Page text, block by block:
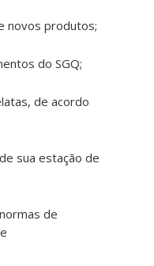
novos produtos;
do SGQ;
de acordo
sua estação de
de